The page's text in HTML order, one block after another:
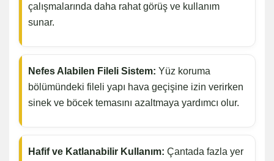
çalışmalarında daha rahat görüş ve kullanım
sunar.
Nefes Alabilen Fileli Sistem: Yüz koruma
bölümündeki fileli yapı hava geçişine izin verirken
sinek ve böcek temasını azaltmaya yardımcı olur.
Hafif ve Katlanabilir Kullanım: Çantada fazla yer